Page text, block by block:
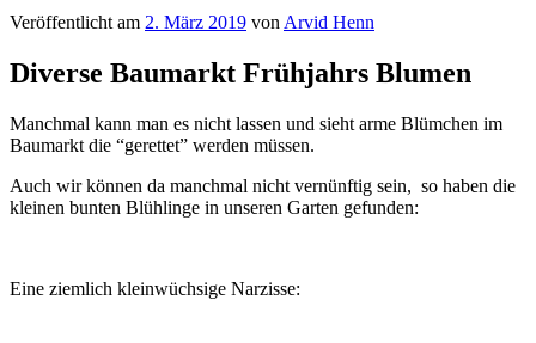
Veröffentlicht am 2. März 2019 von Arvid Henn
Diverse Baumarkt Frühjahrs Blumen
Manch­mal kann man es nicht las­sen und sieht arme Blüm­chen im
Bau­markt die “geret­tet” wer­den müssen.
Auch wir kön­nen da manch­mal nicht ver­nünf­tig sein, so haben die
klei­nen bun­ten Blüh­lin­ge in unse­ren Gar­ten gefunden:
Eine ziem­lich klein­wüch­si­ge Narzisse: